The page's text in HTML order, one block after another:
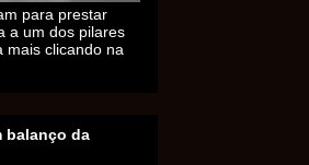
para prestar
a um dos pilares
mais clicando na
balanço da